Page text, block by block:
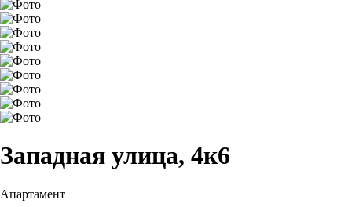
Западная улица, 4к6
Апартамент